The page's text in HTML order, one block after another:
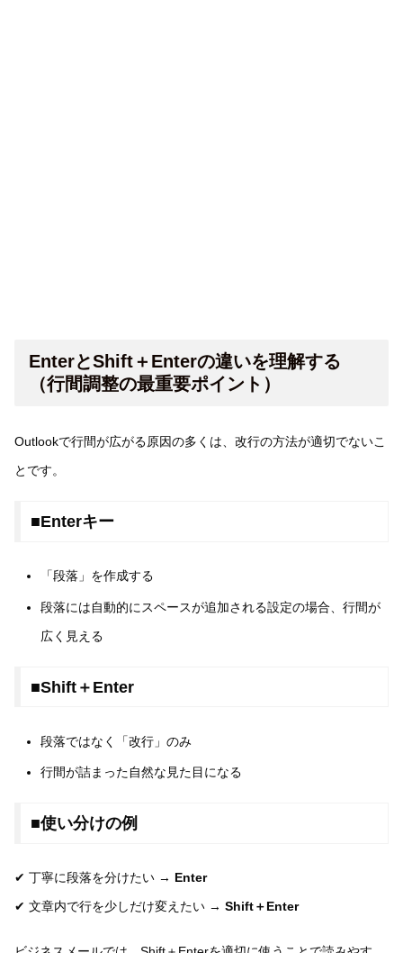
EnterとShift＋Enterの違いを理解する
（行間調整の最重要ポイント）
Outlookで行間が広がる原因の多くは、改行の方法が適切でないこ
とです。
■Enterキー
「段落」を作成する
段落には自動的にスペースが追加される設定の場合、行間が
広く見える
■Shift＋Enter
段落ではなく「改行」のみ
行間が詰まった自然な見た目になる
■使い分けの例
✔ 丁寧に段落を分けたい → Enter
✔ 文章内で行を少しだけ変えたい → Shift＋Enter